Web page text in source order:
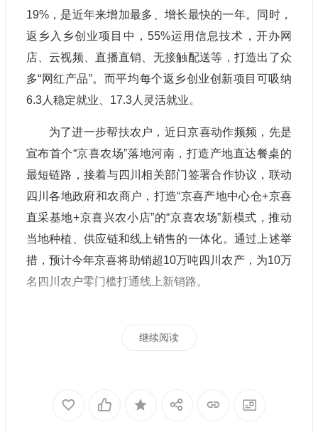
19%，是近年来增加最多、增长最快的一年。同时，
返乡入乡创业项目中，55%运用信息技术，开办网
店、云视频、直播直销、无接触配送等，打造出了众
多“网红产品”。而平均每个返乡创业创新项目可吸纳
6.3人稳定就业、17.3人灵活就业。
为了进一步帮扶农户，近日京喜动作频频，先是
宣布首个“京喜农场”落地河南，打造产地直达餐桌的
最短链路，接着与四川相关部门签署合作协议，联动
四川各地政府和农商户，打造“京喜产地中心仓+京喜
直采基地+京喜兴农小店”的“京喜农场”新模式，推动
当地种植、供应链和线上销售的一体化。通过上述举
措，预计今年京喜将助销超10万吨四川农产，为10万
名四川农户零门槛打通线上新销路。
继续阅读